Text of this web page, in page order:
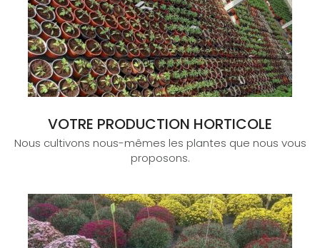
VOTRE PRODUCTION HORTICOLE
Nous cultivons nous-mêmes les plantes que nous vous
proposons.